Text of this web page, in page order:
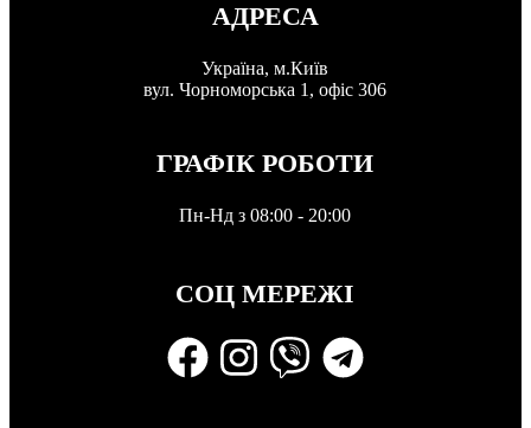
АДРЕСА
Україна, м.Київ
вул. Чорноморська 1, офіс 306
ГРАФІК РОБОТИ
Пн-Нд з 08:00 - 20:00
СОЦ МЕРЕЖІ